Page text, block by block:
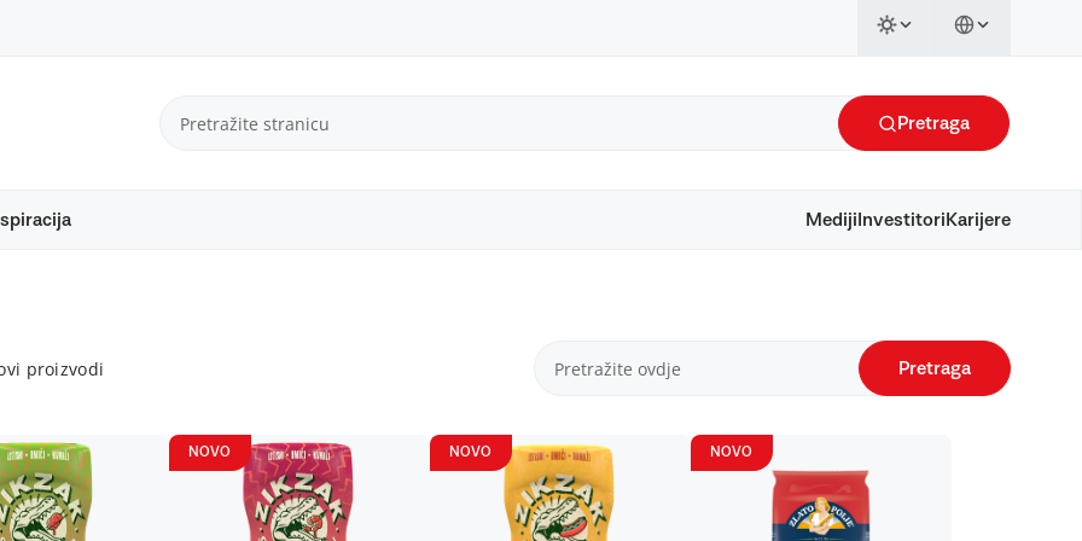
Pretraga
Mediji Investitori Karijere
proizvodi Pretraga
NOVO NOVO NOVO